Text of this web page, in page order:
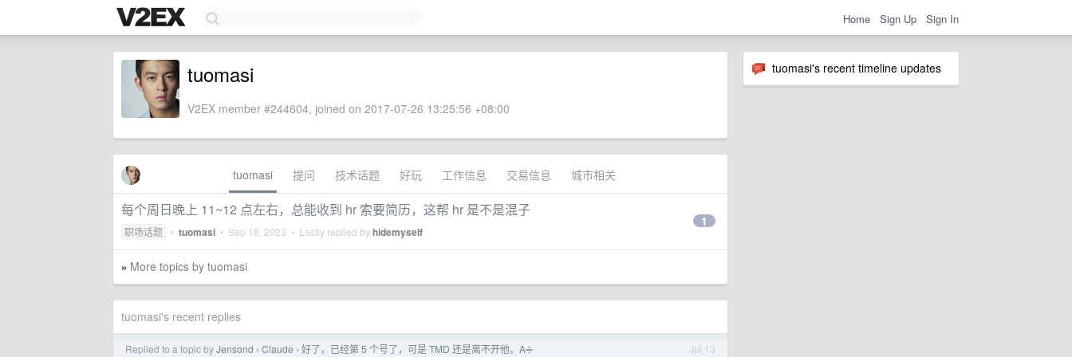
Home Sign Up Sign In
tuomasi's recent timeline updates
tuomasi
V2EX member #244604, joined on 2017-07-26 13:25:56 +08:00
tuomasi 提问 技术话题 好玩 工作信息 交易信息 城市相关
每个周日晚上 11~12 点左右，总能收到 hr 索要简历，这帮 hr 是不是混子
职场话题 • tuomasi • Sep 18, 2023 • Lastly replied byhidemyself
1
» More topics by tuomasi
tuomasi's recent replies
Jul 13
Replied to a topic byJensond › Claude › 好了，已经第 5 个号了，可是 TMD 还是离不开他。A➗